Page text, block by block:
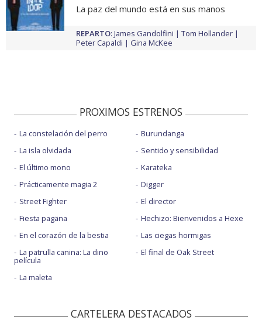
La paz del mundo está en sus manos
REPARTO: James Gandolfini
Tom Hollander
Peter Capaldi
Gina McKee
PROXIMOS ESTRENOS
La constelación del perro
La isla olvidada
El último mono
Prácticamente magia 2
Street Fighter
Fiesta pagäna
En el corazón de la bestia
La patrulla canina: La dino
película
La maleta
Burundanga
Sentido y sensibilidad
Karateka
Digger
El director
Hechizo: Bienvenidos a Hexe
Las ciegas hormigas
El final de Oak Street
CARTELERA DESTACADOS